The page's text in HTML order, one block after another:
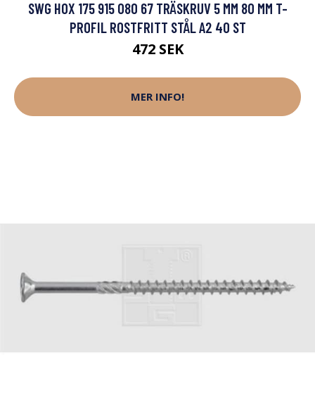
SWG HOX 175 915 080 67 TRÄSKRUV 5 MM 80 MM T-
PROFIL ROSTFRITT STÅL A2 40 ST
472 SEK
MER INFO!